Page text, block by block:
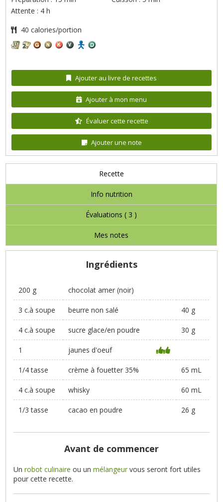
Attente : 4 h
40 calories/portion
Ajouter au livre de recettes
Ajouter à mon menu
Évaluer cette recette
Ajouter une note
Recette
Info nutrition
Évaluations ( 3 )
Mes notes
Ingrédients
200 g chocolat amer (noir)
3 c.à soupe beurre non salé 40 g
4 c.à soupe sucre glace/en poudre 30 g
1 jaunes d'oeuf
1/4 tasse crème à fouetter 35% 65 mL
4 c.à soupe whisky 60 mL
1/3 tasse cacao en poudre 26 g
Avant de commencer
Unrobot culinaire ou unmélangeur vous seront fort utiles
pour cette recette.